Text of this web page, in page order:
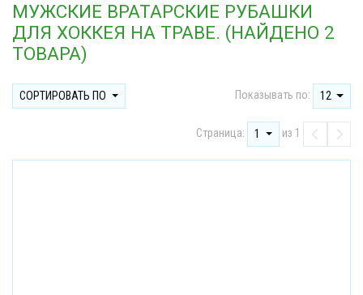
МУЖСКИЕ ВРАТАРСКИЕ РУБАШКИ
ДЛЯ ХОККЕЯ НА ТРАВЕ. (НАЙДЕНО 2
ТОВАРА)
СОРТИРОВАТЬ ПО Показывать по: 12
Страница: 1 из 1